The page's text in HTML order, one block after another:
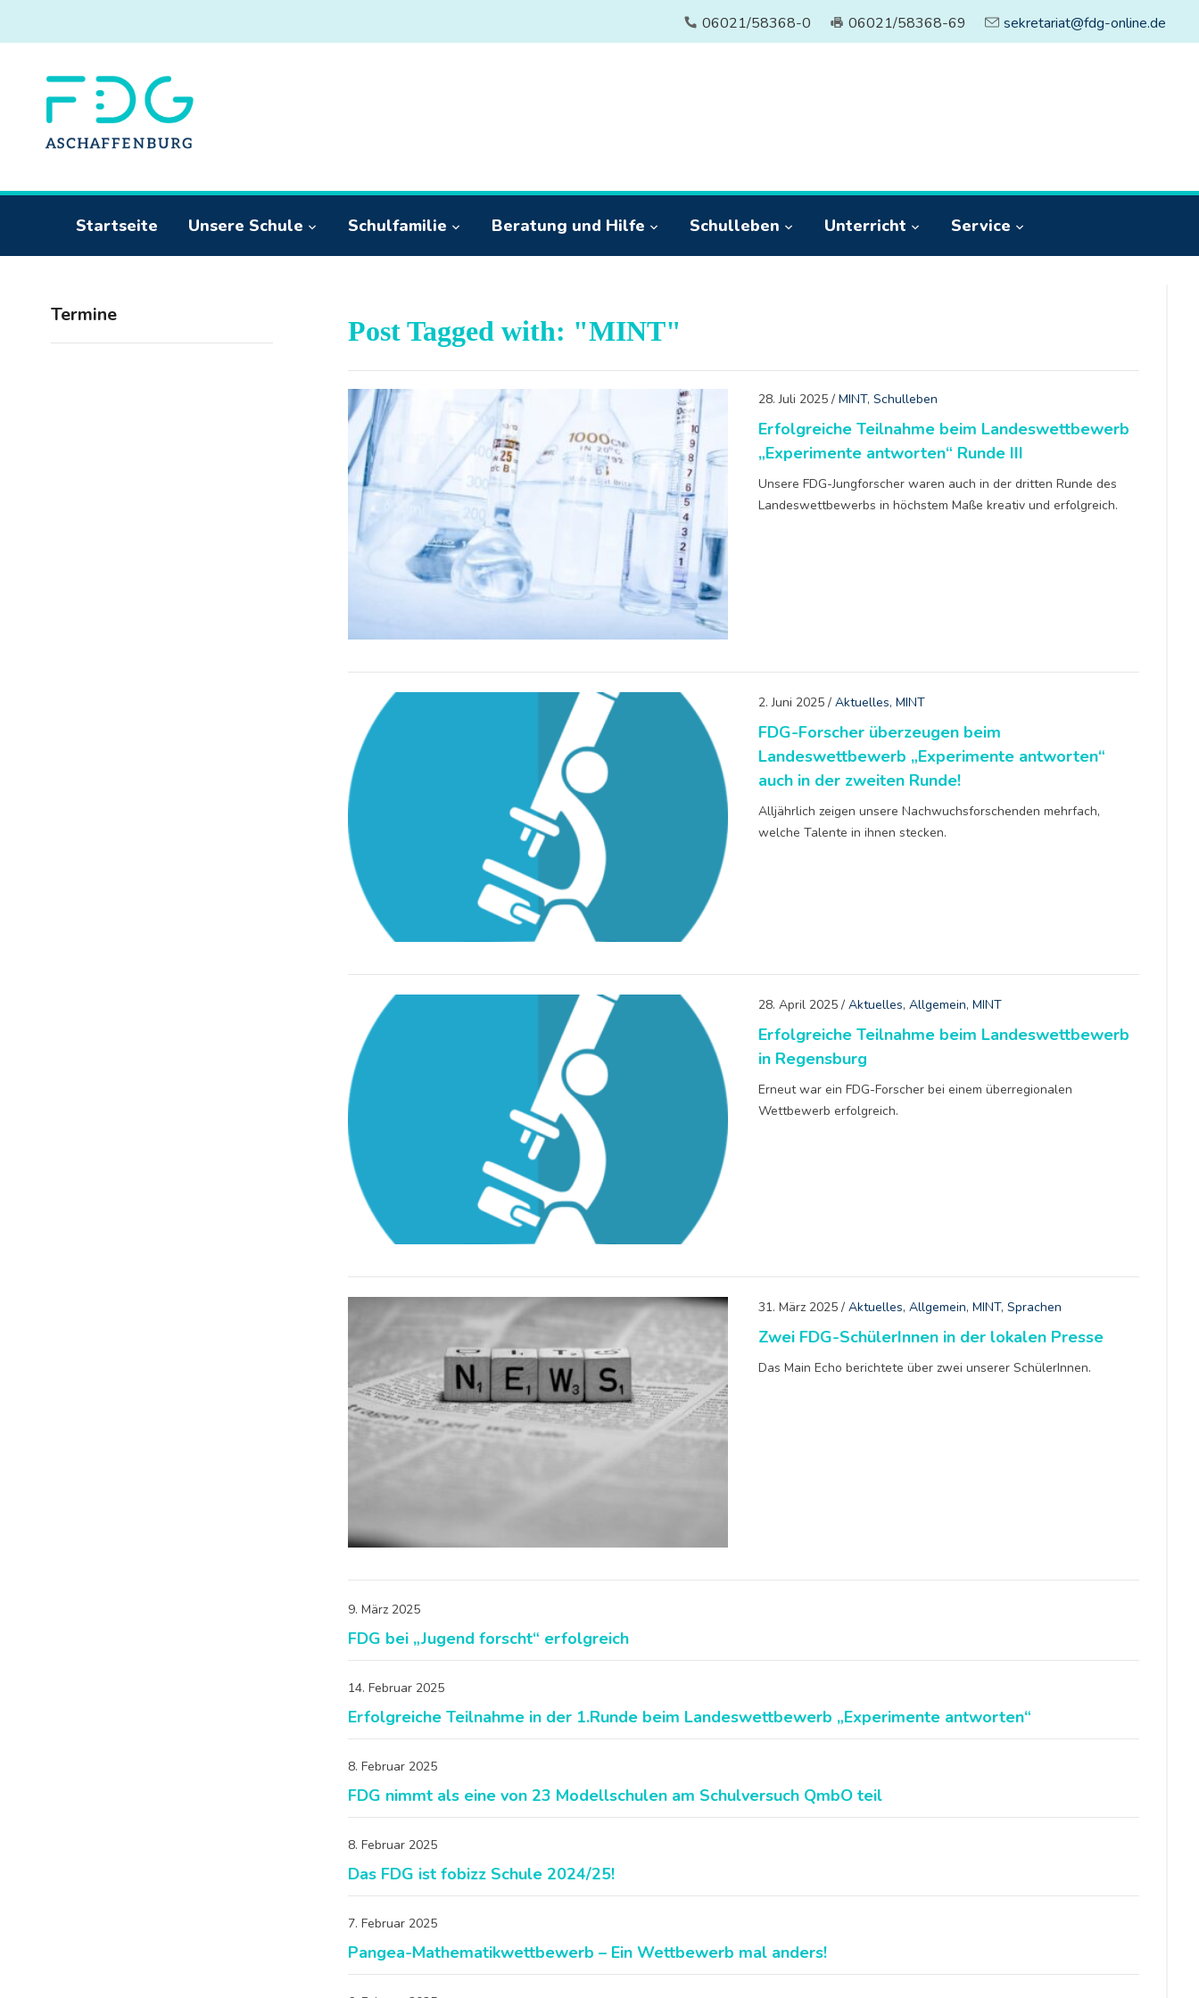
06021/58368-0 06021/58368-69 sekretariat@fdg-online.de
Startseite Unsere Schule Schulfamilie Beratung und Hilfe Schulleben Unterricht Service
Termine
Post Tagged with: "MINT"
28. Juli 2025 /MINT,Schulleben
Erfolgreiche Teilnahme beim Landeswettbewerb
„Experimente antworten“ Runde III
Unsere FDG-Jungforscher waren auch in der dritten Runde des
Landeswettbewerbs in höchstem Maße kreativ und erfolgreich.
2. Juni 2025 /Aktuelles,MINT
FDG-Forscher überzeugen beim
Landeswettbewerb „Experimente antworten“
auch in der zweiten Runde!
Alljährlich zeigen unsere Nachwuchsforschenden mehrfach,
welche Talente in ihnen stecken.
28. April 2025 /Aktuelles,Allgemein,MINT
Erfolgreiche Teilnahme beim Landeswettbewerb
in Regensburg
Erneut war ein FDG-Forscher bei einem überregionalen
Wettbewerb erfolgreich.
31. März 2025 /Aktuelles,Allgemein,MINT,Sprachen
Zwei FDG-SchülerInnen in der lokalen Presse
Das Main Echo berichtete über zwei unserer SchülerInnen.
9. März 2025
FDG bei „Jugend forscht“ erfolgreich
14. Februar 2025
Erfolgreiche Teilnahme in der 1.Runde beim Landeswettbewerb „Experimente antworten“
8. Februar 2025
FDG nimmt als eine von 23 Modellschulen am Schulversuch QmbO teil
8. Februar 2025
Das FDG ist fobizz Schule 2024/25!
7. Februar 2025
Pangea-Mathematikwettbewerb – Ein Wettbewerb mal anders!